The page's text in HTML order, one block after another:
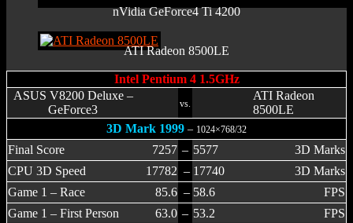
nVidia GeForce4 Ti 4200
ATI Radeon 8500LE
Intel Pentium 4 1.5GHz
ASUS V8200 Deluxe –
GeForce3
vs.
ATI Radeon
8500LE
3D Mark 1999 – 1024×768/32
Final Score 7257 – 5577
3D Marks
CPU 3D Speed
17782 – 17740
3D Marks
Game 1 – Race
85.6 – 58.6
FPS
Game 1 – First Person
63.0 – 53.2
FPS